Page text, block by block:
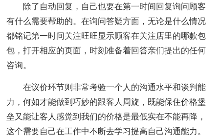
除了自动回复，自己也要在第一时间回复询问顾客
有什么需要帮助的。在询问答疑方面，无论是什么情况
都铭记第一时间关注旺旺显示顾客在关注店里的哪款包
包，打开相应的页面，时刻准备着回答亲们提出的任何
咨询。
在议价环节则非常考验一个人的沟通水平和谈判能
力，何如才能做到巧妙的跟客人周旋，既能保住价格堡
垒又能让客人感觉到我们的价格是最低实在不能再降，
这个需要自己在工作中不断去学习提高自己沟通能力。